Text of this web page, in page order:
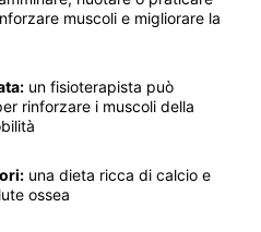
muscoli e migliorare la
un fisioterapista può
rinforzare i muscoli della
una dieta ricca di calcio e
ossea